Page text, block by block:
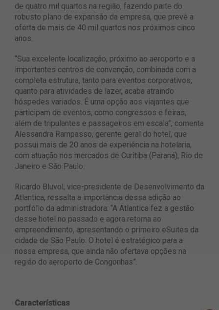
de quatro mil quartos na região, fazendo parte do
robusto plano de expansão da empresa, que prevê a
oferta de mais de 40 mil quartos nos próximos cinco
anos.
“Sua excelente localização, próximo ao aeroporto e a
importantes centros de convenção, combinada com a
completa estrutura, tanto para eventos corporativos,
quanto para atividades de lazer, acaba atraindo
hóspedes variados. É uma opção aos viajantes que
participam de eventos, como congressos e feiras,
além de tripulantes e passageiros em escala”, comenta
Alessandra Rampasso, gerente geral do hotel, que
possui mais de 20 anos de experiência na hotelaria,
com atuação nos mercados de Curitiba (Paraná), Rio de
Janeiro e São Paulo.
Ricardo Bluvol, vice-presidente de Desenvolvimento da
Atlantica, ressalta a importância dessa adição ao
portfólio da administradora: “A Atlantica fez a gestão
desse hotel no passado e agora retorna ao
empreendimento, apresentando o primeiro eSuites da
cidade de São Paulo. O hotel é estratégico para a
nossa empresa, que ainda não ofertava opções na
região do aeroporto de Congonhas”.
Características